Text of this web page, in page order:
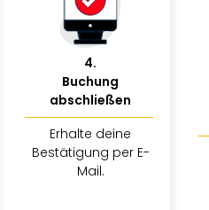
4.
Buchung
abschließen
Erhalte deine
Bestätigung per E-
Mail.